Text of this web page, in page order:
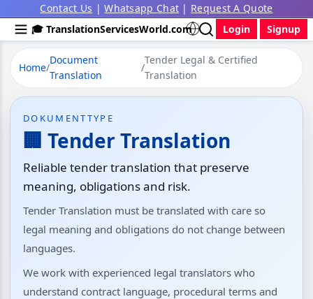
Contact Us |Whatsapp Chat | Request A Quote
🎓 TranslationServicesWorld.com
Login Signup
Home/
Document
Translation
/
Tender Legal & Certified
Translation
DOKUMENTTYPE
🏢 Tender Translation
Reliable tender translation that preserve
meaning, obligations and risk.
Tender Translation must be translated with care so
legal meaning and obligations do not change between
languages.
We work with experienced legal translators who
understand contract language, procedural terms and